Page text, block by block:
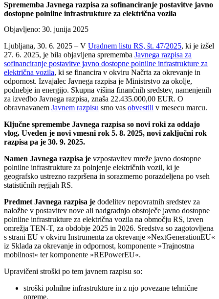
Sprememba Javnega razpisa za sofinanciranje postavitve javno
dostopne polnilne infrastrukture za električna vozila
Objavljeno: 30. junija 2025
Ljubljana, 30. 6. 2025 – V Uradnem listu RS, št. 47/2025, ki je izšel
27. 6. 2025, je bila objavljena sprememba Javnega razpisa za
sofinanciranje postavitve javno dostopne polnilne infrastrukture za
električna vozila, ki se financira v okviru Načrta za okrevanje in
odpornost. Izvajalec Javnega razpisa je Ministrstvo za okolje,
podnebje in energijo. Skupna višina finančnih sredstev, namenjenih
za izvedbo Javnega razpisa, znaša 22.435.000,00 EUR. O
obravnavanem Javnem razpisu smo vas obvestili v mesecu marcu.
Ključne spremembe Javnega razpisa so novi roki za oddajo
vlog. Uveden je novi vmesni rok 5. 8. 2025, novi zaključni rok
razpisa pa je 30. 9. 2025.
Namen Javnega razpisa je vzpostavitev mreže javno dostopne
polnilne infrastrukture za polnjenje električnih vozil, ki je
geografsko ustrezno razpršena in sorazmerno porazdeljena po vseh
statističnih regijah RS.
Predmet Javnega razpisa je dodelitev nepovratnih sredstev za
naložbe v postavitev nove ali nadgradnjo obstoječe javno dostopne
polnilne infrastrukture za električna vozila na območju RS, izven
omrežja TEN-T, za obdobje 2025 in 2026. Sredstva so zagotovljena
s strani EU v okviru Instrumenta za okrevanje »NextGenerationEU«
iz Sklada za okrevanje in odpornost, komponente »Trajnostna
mobilnost« ter komponente »REPowerEU«.
Upravičeni stroški po tem javnem razpisu so:
stroški polnilne infrastrukture in z njo povezane tehnične
opreme,